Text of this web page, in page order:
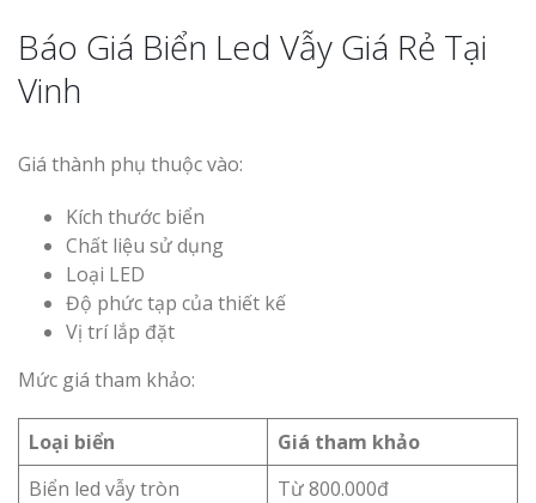
Báo Giá Biển Led Vẫy Giá Rẻ Tại
Vinh
Giá thành phụ thuộc vào:
Kích thước biển
Chất liệu sử dụng
Loại LED
Độ phức tạp của thiết kế
Vị trí lắp đặt
Mức giá tham khảo:
Loại biển
Giá tham khảo
Biển led vẫy tròn
Từ 800.000đ